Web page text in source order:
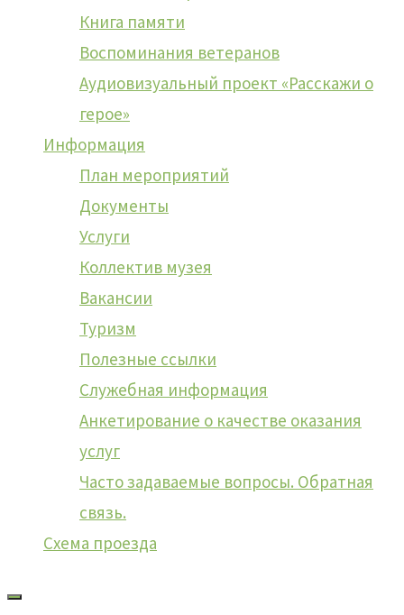
Книга памяти
Воспоминания ветеранов
Аудиовизуальный проект «Расскажи о
герое»
Информация
План мероприятий
Документы
Услуги
Коллектив музея
Вакансии
Туризм
Полезные ссылки
Служебная информация
Анкетирование о качестве оказания
услуг
Часто задаваемые вопросы. Обратная
связь.
Схема проезда
«Свет пришел в мир» и
персональной выставки
картин Софьи Ручкиной
«Начало»
Интеллектуальная игра-
викторина «История
Назаровской ГРЭС»
«Казаки станицы